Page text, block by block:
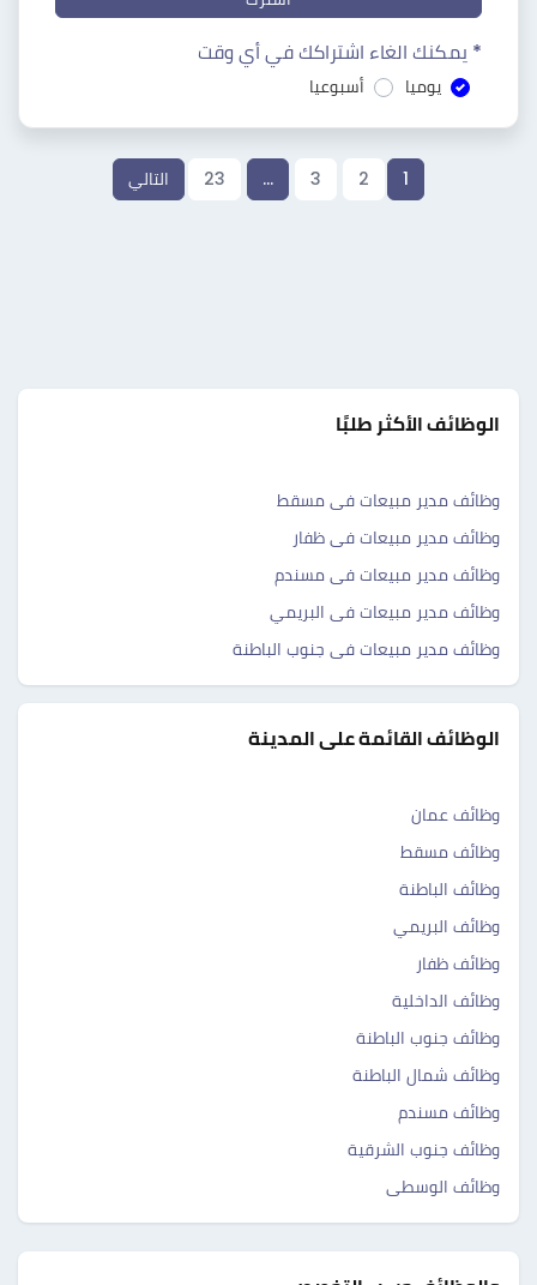
* يمكنك الغاء اشتراكك في أي وقت
يوميا أسبوعيا
1
2
3
…
23 التالي
الوظائف الأكثر طلبًا
وظائف مدير مبيعات فى مسقط
وظائف مدير مبيعات فى ظفار
وظائف مدير مبيعات فى مسندم
وظائف مدير مبيعات فى البريمي
وظائف مدير مبيعات فى جنوب الباطنة
الوظائف القائمة على المدينة
وظائف عمان
وظائف مسقط
وظائف الباطنة
وظائف البريمي
وظائف ظفار
وظائف الداخلية
وظائف جنوب الباطنة
وظائف شمال الباطنة
وظائف مسندم
وظائف جنوب الشرقية
وظائف الوسطى